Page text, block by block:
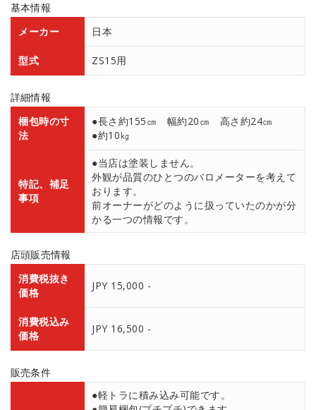
基本情報
メーカー
日本
型式 ZS15用
詳細情報
梱包時の寸
法
●長さ約155㎝ 幅約20㎝ 高さ約24㎝
●約10㎏
特記、補足
事項
●当店は塗装しません。
外観が品質のひとつのバロメーターを考えて
おります。
前オーナーがどのように扱っていたのかが分
かる一つの情報です。
店頭販売情報
消費税抜き
価格
JPY 15,000 -
消費税込み
価格
JPY 16,500 -
販売条件
●軽トラに積み込み可能です。